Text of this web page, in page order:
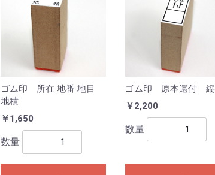
ゴム印 所在 地番 地目
地積
￥1,650
数量
ゴム印 原本還付 縦
￥2,200
数量